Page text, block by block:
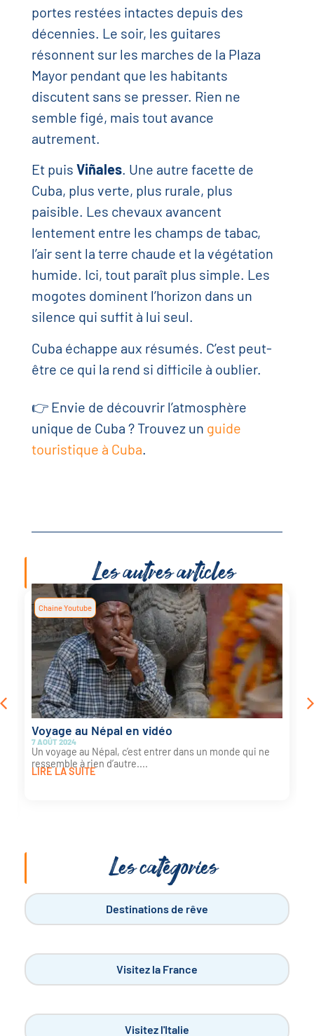
portes restées intactes depuis des
décennies. Le soir, les guitares
résonnent sur les marches de la Plaza
Mayor pendant que les habitants
discutent sans se presser. Rien ne
semble figé, mais tout avance
autrement.
Et puis Viñales. Une autre facette de
Cuba, plus verte, plus rurale, plus
paisible. Les chevaux avancent
lentement entre les champs de tabac,
l’air sent la terre chaude et la végétation
humide. Ici, tout paraît plus simple. Les
mogotes dominent l’horizon dans un
silence qui suffit à lui seul.
Cuba échappe aux résumés. C’est peut-
être ce qui la rend si difficile à oublier.
👉 Envie de découvrir l’atmosphère
unique de Cuba ? Trouvez un guide
touristique à Cuba.
Les autres articles
Chaine Youtube
Voyage au Népal en vidéo
7 AOÛT 2024
Un voyage au Népal, c’est entrer dans un monde qui ne
ressemble à rien d’autre....
LIRE LA SUITE
Les catégories
Destinations de rêve
Visitez la France
Visitez l'Italie